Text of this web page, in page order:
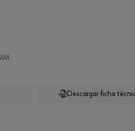
Descargar ficha